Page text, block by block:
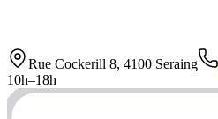
Rue Cockerill 8, 4100 Seraing
10h–18h